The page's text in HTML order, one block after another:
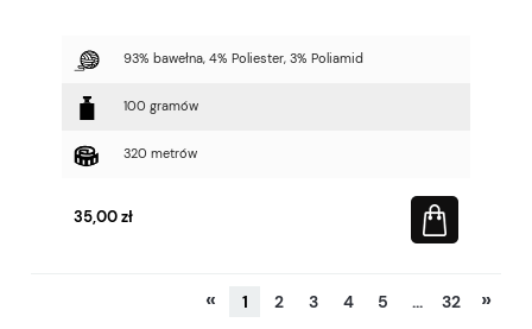
93% bawełna, 4% Poliester, 3% Poliamid
100 gramów
320 metrów
35,00 zł
« 1 2 3 4 5 ... 32 »